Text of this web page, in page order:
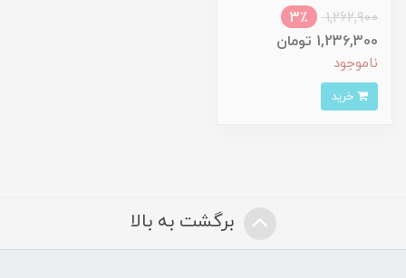
1,262,900
3٪
1,236,300 تومان
ناموجود
برگشت به بالا